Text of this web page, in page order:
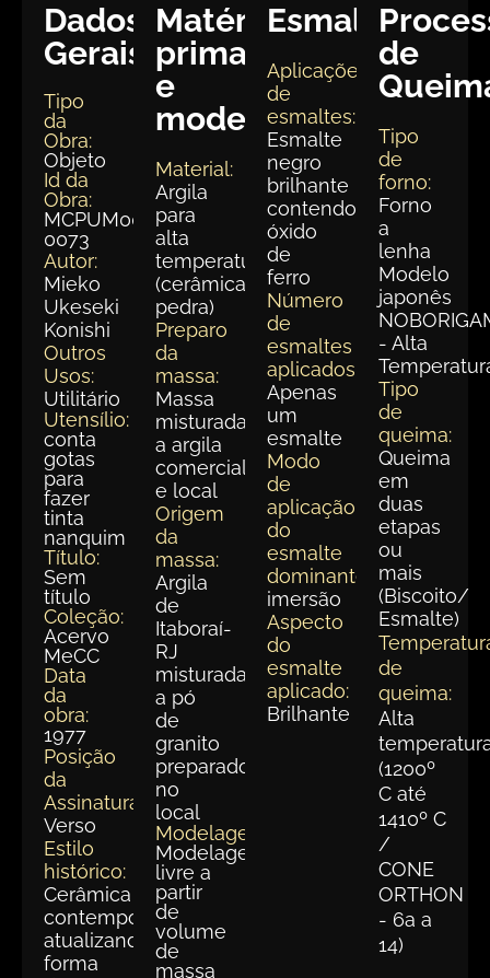
Dados
Gerais:
Tipo
da
Obra:
Objeto
Id da
Obra:
MCPUM003-
0073
Autor:
Mieko
Ukeseki
Konishi
Outros
Usos:
Utilitário
Utensílio:
conta
gotas
para
fazer
tinta
nanquim
Título:
Sem
título
Coleção:
Acervo
MeCC
Data
da
obra:
1977
Posição
da
Assinatura:
Verso
Estilo
histórico:
Cerâmica
contemporânea,
atualizando
forma
Matéria
prima
e
modelagem
Material:
Argila
para
alta
temperatura
(cerâmica
pedra)
Preparo
da
massa:
Massa
misturada
a argila
comercial
e local
Origem
da
massa:
Argila
de
Itaboraí-
RJ
misturada
a pó
de
granito
preparado
no
local
Modelagem:
Modelagem
livre a
partir
de
volume
de
massa
Esmaltação
Aplicações
de
esmaltes:
Esmalte
negro
brilhante
contendo
óxido
de
ferro
Número
de
esmaltes
aplicados:
Apenas
um
esmalte
Modo
de
aplicação
do
esmalte
dominante:
imersão
Aspecto
do
esmalte
aplicado:
Brilhante
de
Tipo
de
forno:
Forno
a
lenha
Modelo
japonês
- Alta
Tipo
de
queima:
Queima
em
duas
etapas
ou
mais
(Biscoito/
Esmalte)
de
queima:
Alta
(1200º
C até
1410º C
/
CONE
ORTHON
- 6a a
14)